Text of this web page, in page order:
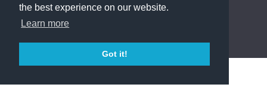
the best experience on our website.
Learn more
Got it!
powered with ❤️ and ☕️ byphpMyFAQ3.1.8